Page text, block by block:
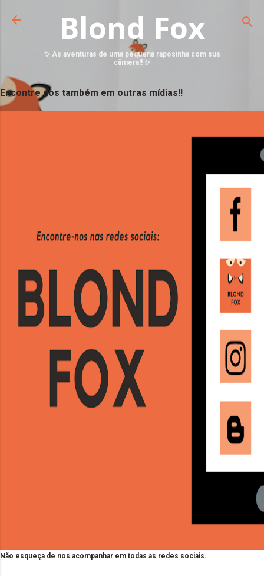
Blond Fox
✨ As aventuras de uma pequena raposinha com sua
câmera!! ✨
Encontre nos também em outras mídias!!
Não esqueça de nos acompanhar em todas as redes sociais.